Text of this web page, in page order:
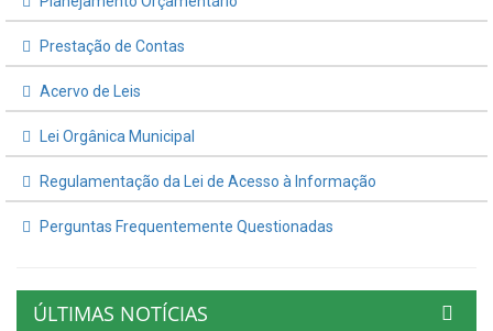
Prestação de Contas
Acervo de Leis
Lei Orgânica Municipal
Regulamentação da Lei de Acesso à Informação
Perguntas Frequentemente Questionadas
ÚLTIMAS NOTÍCIAS